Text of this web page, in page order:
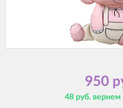
950
48 руб. вернем